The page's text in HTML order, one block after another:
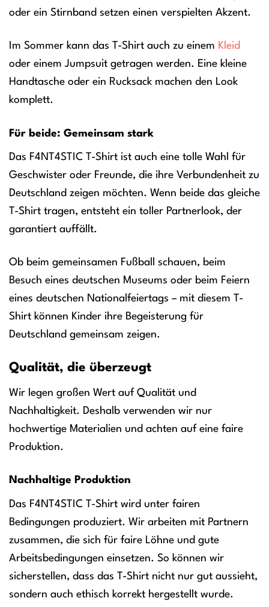
oder ein Stirnband setzen einen verspielten Akzent.
Im Sommer kann das T-Shirt auch zu einem Kleid
oder einem Jumpsuit getragen werden. Eine kleine
Handtasche oder ein Rucksack machen den Look
komplett.
Für beide: Gemeinsam stark
Das F4NT4STIC T-Shirt ist auch eine tolle Wahl für
Geschwister oder Freunde, die ihre Verbundenheit zu
Deutschland zeigen möchten. Wenn beide das gleiche
T-Shirt tragen, entsteht ein toller Partnerlook, der
garantiert auffällt.
Ob beim gemeinsamen Fußball schauen, beim
Besuch eines deutschen Museums oder beim Feiern
eines deutschen Nationalfeiertags – mit diesem T-
Shirt können Kinder ihre Begeisterung für
Deutschland gemeinsam zeigen.
Qualität, die überzeugt
Wir legen großen Wert auf Qualität und
Nachhaltigkeit. Deshalb verwenden wir nur
hochwertige Materialien und achten auf eine faire
Produktion.
Nachhaltige Produktion
Das F4NT4STIC T-Shirt wird unter fairen
Bedingungen produziert. Wir arbeiten mit Partnern
zusammen, die sich für faire Löhne und gute
Arbeitsbedingungen einsetzen. So können wir
sicherstellen, dass das T-Shirt nicht nur gut aussieht,
sondern auch ethisch korrekt hergestellt wurde.